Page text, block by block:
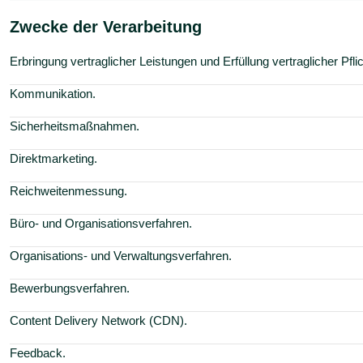
Zwecke der Verarbeitung
Erbringung vertraglicher Leistungen und Erfüllung vertraglicher
Kommunikation.
Sicherheitsmaßnahmen.
Direktmarketing.
Reichweitenmessung.
Büro- und Organisationsverfahren.
Organisations- und Verwaltungsverfahren.
Bewerbungsverfahren.
Content Delivery Network (CDN).
Feedback.